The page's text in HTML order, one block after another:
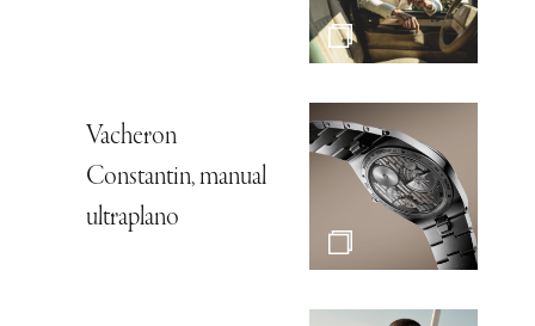
Vacheron
Constantin, manual
ultraplano